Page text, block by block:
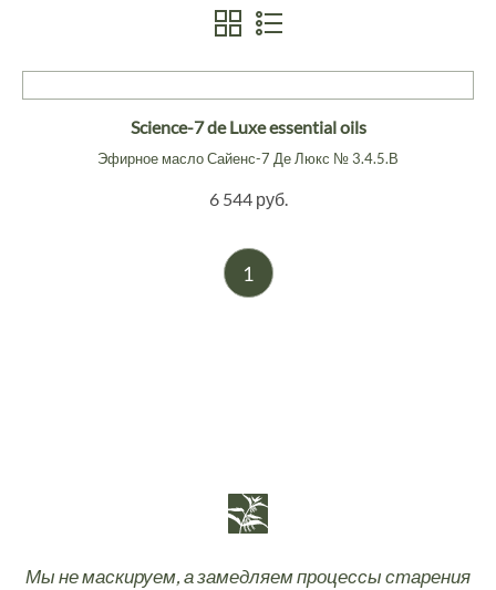
Science-7 de Luxe essential oils
Эфирное масло Сайенс-7 Де Люкс № 3.4.5.В
6 544 руб.
1
Мы не маскируем, а замедляем процессы старения